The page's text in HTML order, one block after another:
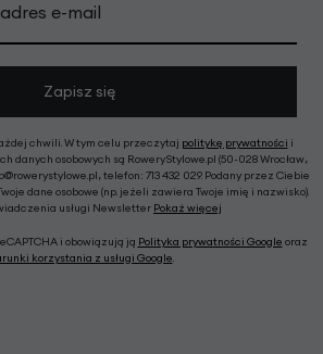
e-mail
Zapisz się
chwili. W tym celu przeczytaj politykę prywatności i
danych osobowych są RoweryStylowe.pl (50-028 Wrocław,
telefon: 713 432 029. Podany przez Ciebie
dane osobowe (np. jeżeli zawiera Twoje imię i nazwisko).
usługi Newsletter Pokaż więcej
i obowiązują ją Polityka prywatności Google oraz
korzystania z usługi Google.